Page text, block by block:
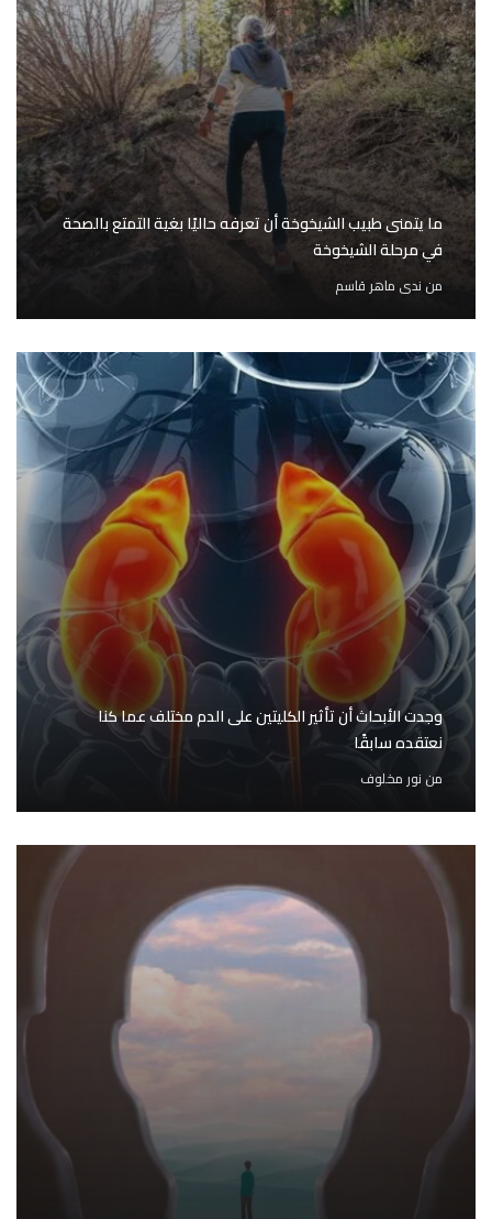
ما يتمنى طبيب الشيخوخة أن تعرفه حاليًا بغية التمتع بالصحة
في مرحلة الشيخوخة
من ندى ماهر قاسم
وجدت الأبحاث أن تأثير الكليتين على الدم مختلف عما كنا
نعتقده سابقًا
من نور مخلوف